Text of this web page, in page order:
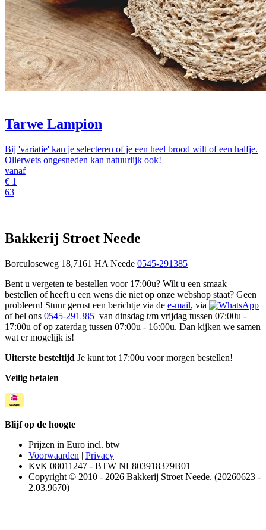
Tarwe Lampion
Bij 'variatie' kan je selecteren of je een heel brood wilt of een halfje.
Ollerwets ongesneden kan natuurlijk ook!
vanaf
€ 1
63
Bakkerij Stroet Neede
Borculoseweg 18,7161 HA Neede 0545-291385
Bent u vergeten te bestellen voor 17:00u? Wilt u een smaak
bestellen of heeft u een wens die niet op onze webshop staat? Geen
probleem! Stuur gerust een berichtje via de e-mail, via
of bel ons 0545-291385 van dinsdag t/m vrijdag tussen 07:00u -
17:00u of op zaterdag tussen 07:00u - 16:00u. Dan kijken we samen
wat er mogelijk is!
Uiterste besteltijd Je kunt tot 17:00u voor morgen bestellen!
Veilig betalen
Blijf op de hoogte
Prijzen in Euro incl. btw
Voorwaarden | Privacy
KvK 08011247 - BTW NL803918379B01
Copyright © 2010 - 2026 Bakkerij Stroet Neede. (20260623 -
2.03.9670)